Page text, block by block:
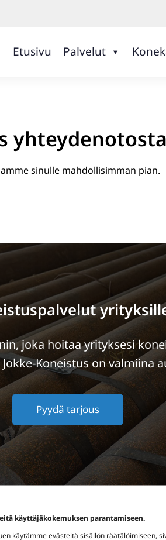
käyttäjäkokemuksen parantamiseen.
käytämme evästeitä sisällön räätälöimiseen,
Etusivu Palvelut
sinulle mahdollisimman pian.
joka hoitaa yrityksesi
Koneistus on valmiina
Pyydä tarjous